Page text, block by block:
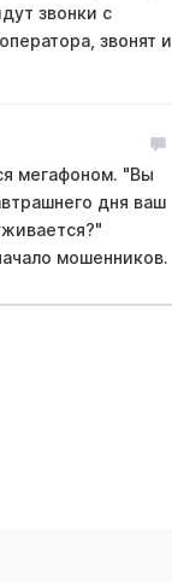
звонки с
звонят и
мегафоном. "Вы
дня ваш
мошенников.